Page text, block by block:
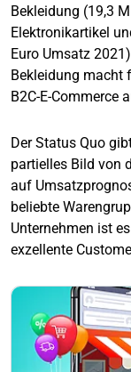
Bekleidung (19,3
Elektronikartikel
Euro Umsatz
Bekleidung macht
B2C-E-Commerce
Der Status Quo
partielles Bild von
auf
beliebte
Unternehmen ist
exzellente